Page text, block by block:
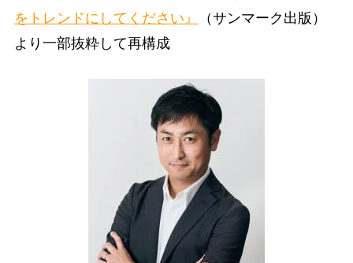
をトレンドにしてください』
（サンマーク出版）
より一部抜粋して再構成